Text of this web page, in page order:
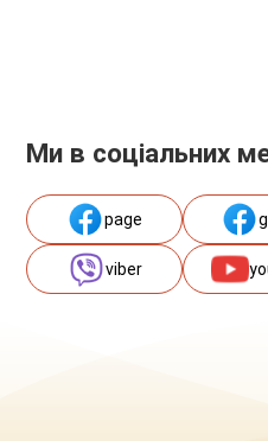
Ми в соціальних
page
viber